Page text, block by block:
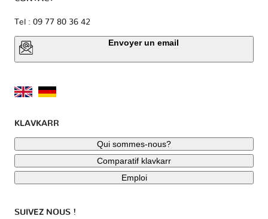
Tel : 09 77 80 36 42
Envoyer un email
KLAVKARR
Qui sommes-nous?
Comparatif klavkarr
Emploi
SUIVEZ NOUS !